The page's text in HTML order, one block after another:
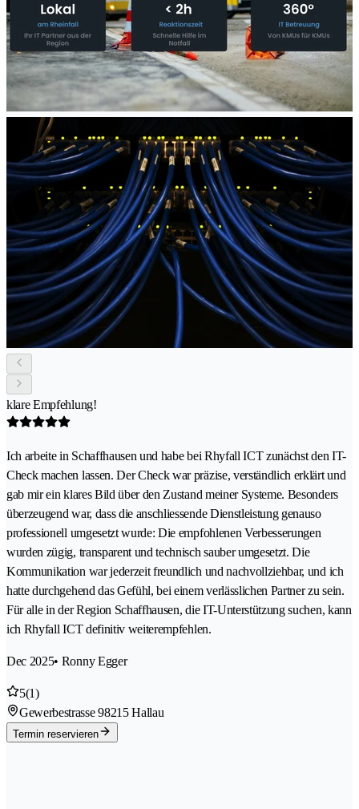
klare Empfehlung!
Ich arbeite in Schaffhausen und habe bei Rhyfall ICT zunächst den IT-
Check machen lassen. Der Check war präzise, verständlich erklärt und
gab mir ein klares Bild über den Zustand meiner Systeme. Besonders
überzeugend war, dass die anschliessende Dienstleistung genauso
professionell umgesetzt wurde: Die empfohlenen Verbesserungen
wurden zügig, transparent und technisch sauber umgesetzt. Die
Kommunikation war jederzeit freundlich und nachvollziehbar, und ich
hatte durchgehend das Gefühl, bei einem verlässlichen Partner zu sein.
Für alle in der Region Schaffhausen, die IT-Unterstützung suchen, kann
ich Rhyfall ICT definitiv weiterempfehlen.
Dec 2025• Ronny Egger
5(1)
Gewerbestrasse 98215 Hallau
Termin reservieren